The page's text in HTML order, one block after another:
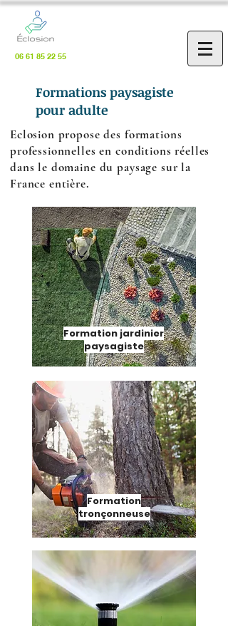
06 61 85 22 55
Formations paysagiste
pour adulte
Eclosion propose des formations
professionnelles en conditions réelles
dans le domaine du paysage sur la
France entière.
Formation jardinier
paysagiste
Formation
tronçonneuse